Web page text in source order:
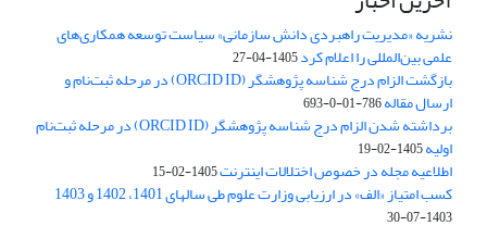
نشریه «مدیریت راهبردی دانش سازمانی» سیاست توسعه همکاری‌های
علمی بین‌المللی را اعلام کرد1405-04-27
بازگشت الزام درج شناسه پژوهشگر (ORCID ID) در مرحله ثبت‌نام و
ارسال مقاله786-01-0-693
برداشته شدن الزام درج شناسه پژوهشگر (ORCID ID) در مرحله ثبت‌نام
اولیه1405-02-19
اطلاعیه مجله در خصوص اختلالات اینترنت1405-02-15
کسب امتیاز «الف» در ارزیابی وزارت علوم طی سالهای 1401، 1402 و 1403
1403-07-30